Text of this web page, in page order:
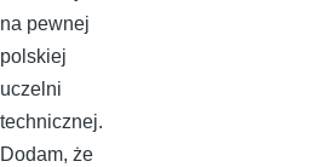
na pewnej
polskiej
uczelni
technicznej.
Dodam, że